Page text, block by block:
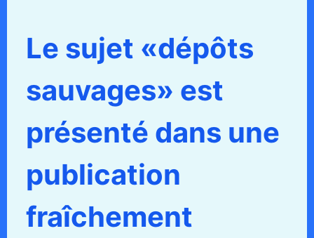
Le sujet «dépôts
sauvages» est
présenté dans une
publication
fraîchement